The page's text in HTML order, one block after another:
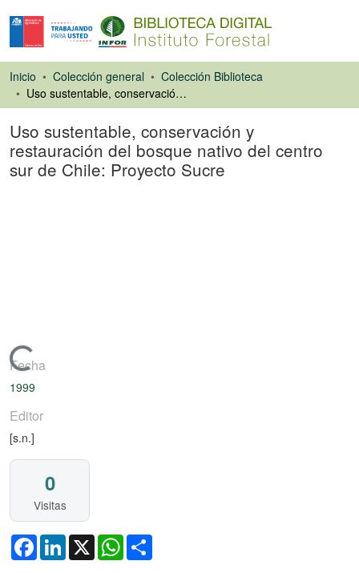
Inicio Colección general
Colección Biblioteca
Uso sustentable, conservación y restauración del bosque nativo del centro sur de Chile: Proyecto Sucre
Uso sustentable, conservación y
restauración del bosque nativo del centro
sur de Chile: Proyecto Sucre
Cargando...
Fecha
1999
Editor
[s.n.]
0
Visitas
FacebookLinkedIn
X WhatsApp